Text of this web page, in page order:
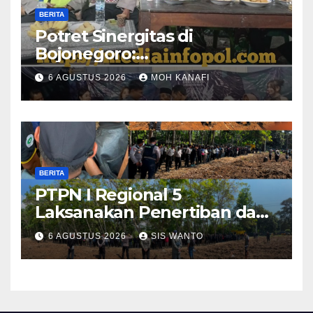
BERITA
​Potret Sinergitas di
Bojonegoro:
Bhabinkamtibmas dan
Babinsa Hadir Lecehkan
Sekat, Amankan Pesta
Warga
6 AGUSTUS 2026 MOH KANAFI
BERITA
PTPN I Regional 5
Laksanakan Penertiban dan
Pengamanan Aset
Perusahaan di Kebun
Mumbul dan Kebun
6 AGUSTUS 2026 SIS WANTO